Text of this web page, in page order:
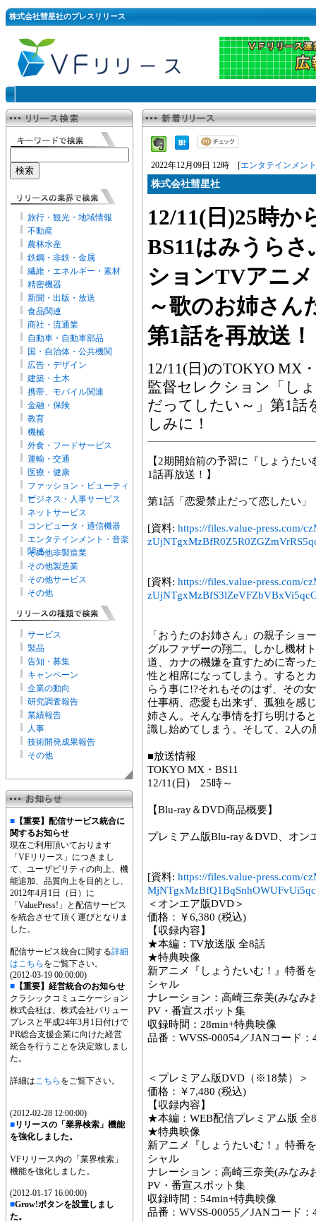
株式会社彗星社のプレスリリース
旅行・観光・地域情報
不動産
農林水産
鉄鋼・非鉄・金属
繊維・エネルギー・素材
精密機器
新聞・出版・放送
食品関連
商社・流通業
自動車・自動車部品
国・自治体・公共機関
広告・デザイン
建築・土木
携帯、モバイル関連
金融・保険
教育
機械
外食・フードサービス
運輸・交通
医療・健康
ファッション・ビューティ
ー
ビジネス・人事サービス
ネットサービス
コンピュータ・通信機器
エンタテインメント・音楽
関連
その他非製造業
その他製造業
その他サービス
その他
サービス
製品
告知・募集
キャンペーン
企業の動向
研究調査報告
業績報告
人事
技術開発成果報告
その他
■ 【重要】配信サービス統合に
関するお知らせ
現在ご利用頂いております
「VFリリース」につきまし
て、ユーザビリティの向上、機
能追加、品質向上を目的とし、
2012年4月1日（日）に
「ValuePress!」と配信サービス
を統合させて頂く運びとなりま
した。
配信サービス統合に関する詳細
はこちら をご覧下さい。
(2012-03-19 00:00:00)
■ 【重要】経営統合のお知らせ
クラシックコミュニケーション
株式会社は、株式会社バリュー
プレスと平成24年3月1日付けで
PR総合支援企業に向けた経営
統合を行うことを決定致しまし
た。
詳細はこちら をご覧下さい。
(2012-02-28 12:00:00)
■リリースの「業界検索」機能
を強化しました。
VFリリース内の「業界検索」
機能を強化しました。
(2012-01-17 16:00:00)
■Grow!ボタンを設置しまし
た。
2022年12月09日 12時 [エンタテインメン
株式会社彗星社
12/11(日)25時
BS11はみうら
ションTVアニ
～歌のお姉さん
第1話を再放送！
12/11(日)のTOKYO MX
監督セレクション「し
だってしたい～」第1話
しみに！
【2期開始前の予習に『しょうた
1話再放送！】
第1話「恋愛禁止だって恋したい」
[資料: https://files.value-press.com/
[資料: https://files.value-press.com/
「おうたのお姉さん」の親子ショ
グルファザーの翔二。しかし機材
道、カナの機嫌を直すために寄っ
性と相席になってしまう。すると
らう事に!?それもそのはず、その
仕事柄、恋愛も出来ず、孤独を感
姉さん。そんな事情を打ち明ける
識し始めてしまう。そして、2人
■放送情報
TOKYO MX・BS11
12/11(日) 25時～
【Blu-ray＆DVD商品概要】
プレミアム版Blu-ray＆DVD、オン
[資料: https://files.value-press.com/
＜オンエア版DVD＞
価格：￥6,380 (税込)
【収録内容】
★本編：TV放送版 全8話
★特典映像
新アニメ『しょうたいむ！』特番
シャル
ナレーション：高崎三奈美(みなみ
PV・番宣スポット集
収録時間：28min+特典映像
品番：WVSS-00054／JANコード：
＜プレミアム版DVD（※18禁）＞
価格：￥7,480 (税込)
【収録内容】
★本編：WEB配信プレミアム版 全
★特典映像
新アニメ『しょうたいむ！』特番
シャル
ナレーション：高崎三奈美(みなみ
PV・番宣スポット集
収録時間：54min+特典映像
品番：WVSS-00055／JANコード：